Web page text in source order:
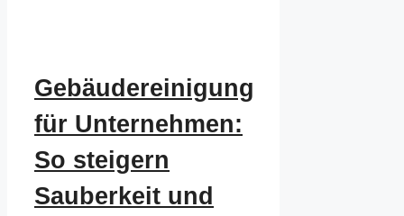
Gebäudereinigung
für Unternehmen:
So steigern
Sauberkeit und